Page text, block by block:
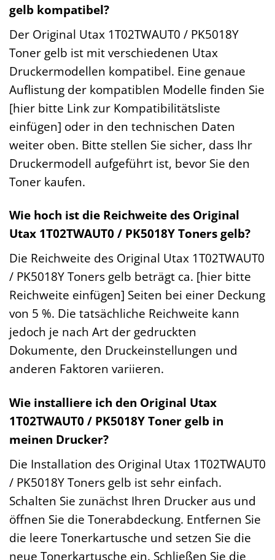
gelb kompatibel?
Der Original Utax 1T02TWAUT0 / PK5018Y
Toner gelb ist mit verschiedenen Utax
Druckermodellen kompatibel. Eine genaue
Auflistung der kompatiblen Modelle finden Sie
[hier bitte Link zur Kompatibilitätsliste
einfügen] oder in den technischen Daten
weiter oben. Bitte stellen Sie sicher, dass Ihr
Druckermodell aufgeführt ist, bevor Sie den
Toner kaufen.
Wie hoch ist die Reichweite des Original
Utax 1T02TWAUT0 / PK5018Y Toners gelb?
Die Reichweite des Original Utax 1T02TWAUT0
/ PK5018Y Toners gelb beträgt ca. [hier bitte
Reichweite einfügen] Seiten bei einer Deckung
von 5 %. Die tatsächliche Reichweite kann
jedoch je nach Art der gedruckten
Dokumente, den Druckeinstellungen und
anderen Faktoren variieren.
Wie installiere ich den Original Utax
1T02TWAUT0 / PK5018Y Toner gelb in
meinen Drucker?
Die Installation des Original Utax 1T02TWAUT0
/ PK5018Y Toners gelb ist sehr einfach.
Schalten Sie zunächst Ihren Drucker aus und
öffnen Sie die Tonerabdeckung. Entfernen Sie
die leere Tonerkartusche und setzen Sie die
neue Tonerkartusche ein. Schließen Sie die